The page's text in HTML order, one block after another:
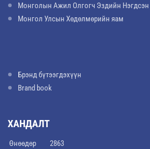
Монголын Ажил Олгогч Эздийн
Монгол Улсын Хөдөлмөрийн яам
Брэнд бүтээгдэхүүн
Brand book
ХАНДАЛТ
Өнөөдөр 2863